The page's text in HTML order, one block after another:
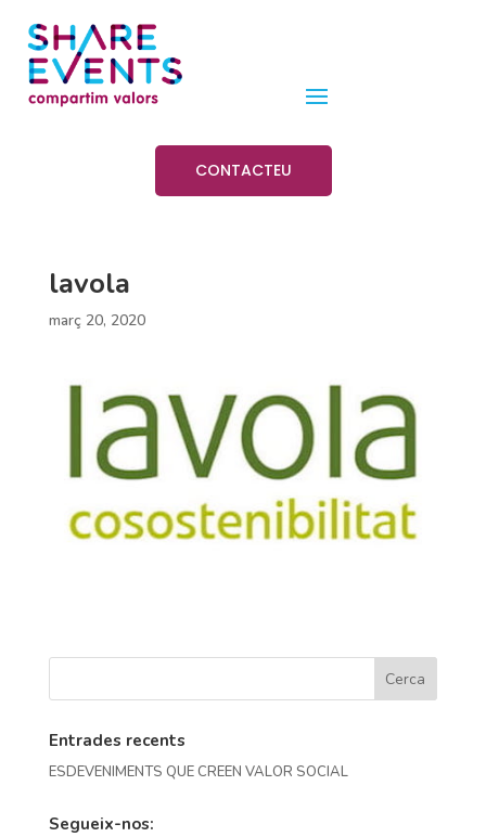
CONTACTEU
lavola
març 20, 2020
Entrades recents
ESDEVENIMENTS QUE CREEN VALOR SOCIAL
Segueix-nos: